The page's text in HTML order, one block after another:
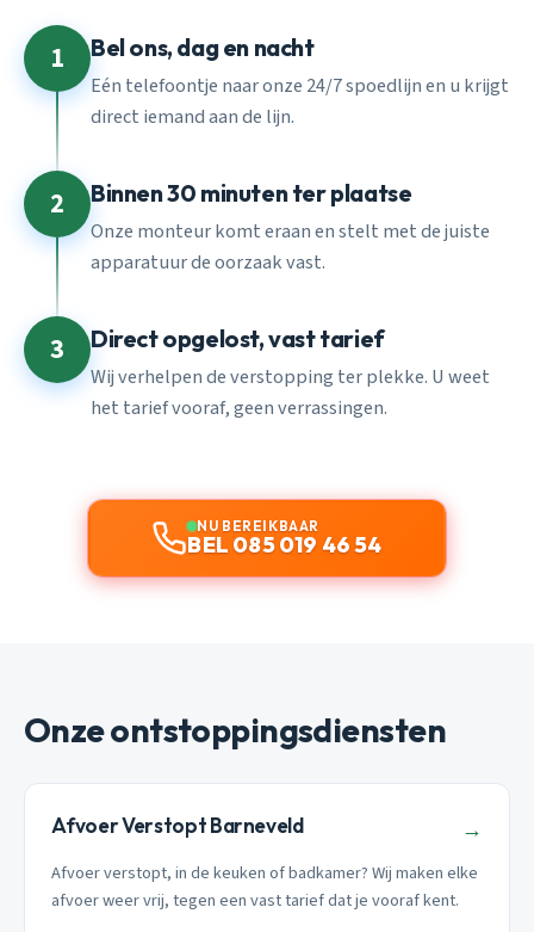
1 Bel ons, dag en nacht
Eén telefoontje naar onze 24/7 spoedlijn en u krijgt
direct iemand aan de lijn.
2 Binnen 30 minuten ter plaatse
Onze monteur komt eraan en stelt met de juiste
apparatuur de oorzaak vast.
3 Direct opgelost, vast tarief
Wij verhelpen de verstopping ter plekke. U weet
het tarief vooraf, geen verrassingen.
NU BEREIKBAAR
BEL 085 019 46 54
Onze ontstoppingsdiensten
Afvoer Verstopt Barneveld →
Afvoer verstopt, in de keuken of badkamer? Wij maken elke
afvoer weer vrij, tegen een vast tarief dat je vooraf kent.